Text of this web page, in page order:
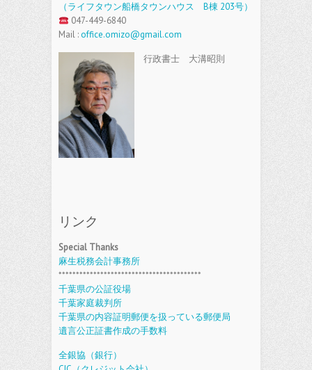
（ライフタウン船橋タウンハウス B棟 203号）
047-449-6840
Mail :office.omizo@gmail.com
行政書士 大溝昭則
リンク
Special Thanks
麻生税務会計事務所
*****************************************
千葉県の公証役場
千葉家庭裁判所
千葉県の内容証明郵便を扱っている郵便局
遺言公正証書作成の手数料
全銀協（銀行）